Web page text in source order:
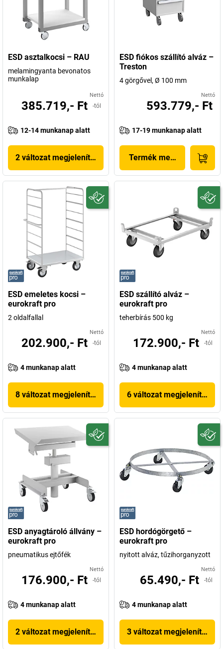
ESD asztalkocsi – RAU
melamingyanta bevonatos
munkalap
Nettó
385.719,- Ft -tól
12-14 munkanap alatt
2 változat megjelenítése
ESD fiókos szállító alváz –
Treston
4 görgővel, Ø 100 mm
Nettó
593.779,- Ft
17-19 munkanap alatt
Termék megjelenítése
ESD emeletes kocsi –
eurokraft pro
2 oldalfallal
Nettó
202.900,- Ft -tól
4 munkanap alatt
8 változat megjelenítése
ESD szállító alváz –
eurokraft pro
teherbírás 500 kg
Nettó
172.900,- Ft -tól
4 munkanap alatt
6 változat megjelenítése
ESD anyagtároló állvány –
eurokraft pro
pneumatikus ejtőfék
Nettó
176.900,- Ft -tól
4 munkanap alatt
2 változat megjelenítése
ESD hordógörgető –
eurokraft pro
nyitott alváz, tűzihorganyzott
Nettó
65.490,- Ft -tól
4 munkanap alatt
3 változat megjelenítése